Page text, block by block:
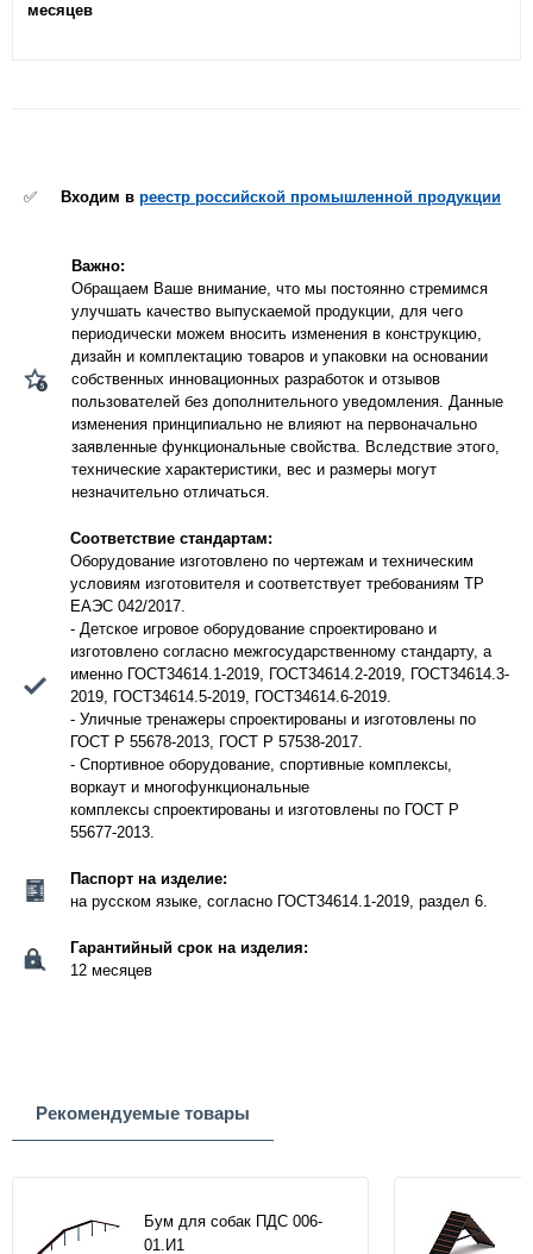
месяцев
✅ Входим в реестр российской промышленной продукции
Важно:
Обращаем Ваше внимание, что мы постоянно стремимся
улучшать качество выпускаемой продукции, для чего
периодически можем вносить изменения в конструкцию,
дизайн и комплектацию товаров и упаковки на основании
собственных инновационных разработок и отзывов
пользователей без дополнительного уведомления. Данные
изменения принципиально не влияют на первоначально
заявленные функциональные свойства. Вследствие этого,
технические характеристики, вес и размеры могут
незначительно отличаться.
Соответствие стандартам:
Оборудование изготовлено по чертежам и техническим
условиям изготовителя и соответствует требованиям ТР
ЕАЭС 042/2017.
- Детское игровое оборудование спроектировано и
изготовлено согласно межгосударственному стандарту, а
именно ГОСТ34614.1-2019, ГОСТ34614.2-2019, ГОСТ34614.3-
2019, ГОСТ34614.5-2019, ГОСТ34614.6-2019.
- Уличные тренажеры спроектированы и изготовлены по
ГОСТ Р 55678-2013, ГОСТ Р 57538-2017.
- Спортивное оборудование, спортивные комплексы,
воркаут и многофункциональные
комплексы спроектированы и изготовлены по ГОСТ Р
55677-2013.
Паспорт на изделие:
на русском языке, согласно ГОСТ34614.1-2019, раздел 6.
Гарантийный срок на изделия:
12 месяцев
Рекомендуемые товары
Бум для собак ПДС 006-
01.И1